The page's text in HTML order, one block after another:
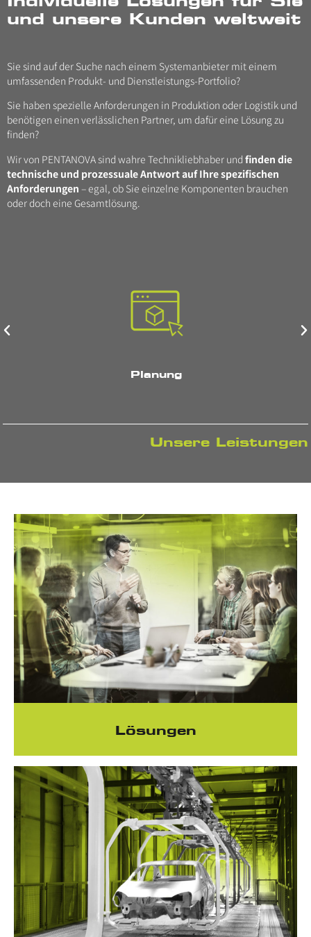
und unsere Kunden weltweit
Sie sind auf der Suche nach einem Systemanbieter mit einem
umfassenden Produkt- und Dienstleistungs-Portfolio?
Sie haben spezielle Anforderungen in Produktion oder Logistik und
benötigen einen verlässlichen Partner, um dafür eine Lösung zu
finden?
Wir von PENTANOVA sind wahre Technikliebhaber und finden die
technische und prozessuale Antwort auf Ihre spezifischen
Anforderungen – egal, ob Sie einzelne Komponenten brauchen
oder doch eine Gesamtlösung.
Planung
Unsere Leistungen
Lösungen